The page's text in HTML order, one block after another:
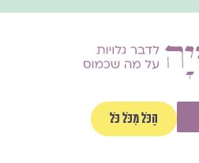
הַכֹּל מִכֹּל כֹּל